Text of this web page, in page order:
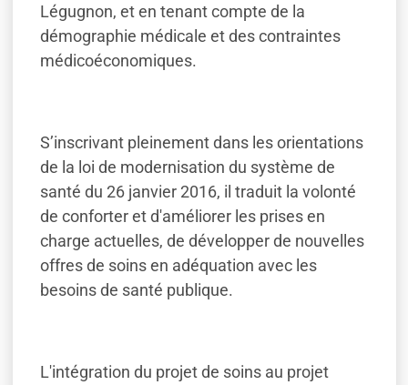
Légugnon, et en tenant compte de la
démographie médicale et des contraintes
médicoéconomiques.
S’inscrivant pleinement dans les orientations
de la loi de modernisation du système de
santé du 26 janvier 2016, il traduit la volonté
de conforter et d'améliorer les prises en
charge actuelles, de développer de nouvelles
offres de soins en adéquation avec les
besoins de santé publique.
L'intégration du projet de soins au projet